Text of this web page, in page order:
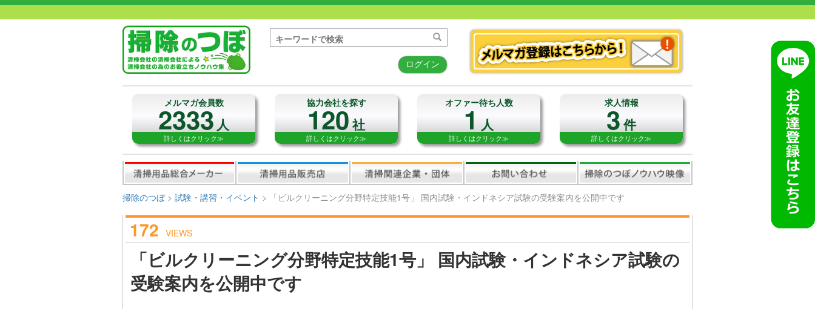
ログイン
メルマガ会員数
2333人
詳しくはクリック≫
協力会社を探す
120社
詳しくはクリック≫
オファー待ち人数
1人
詳しくはクリック≫
求人情報
3件
詳しくはクリック≫
掃除のつぼ> 試験・講習・イベント > 「ビルクリーニング分野特定技能1号」 国内試験・インドネシア試験の受験案内を公開中です
172 VIEWS
「ビルクリーニング分野特定技能1号」 国内試験・インドネシア試験の
受験案内を公開中です